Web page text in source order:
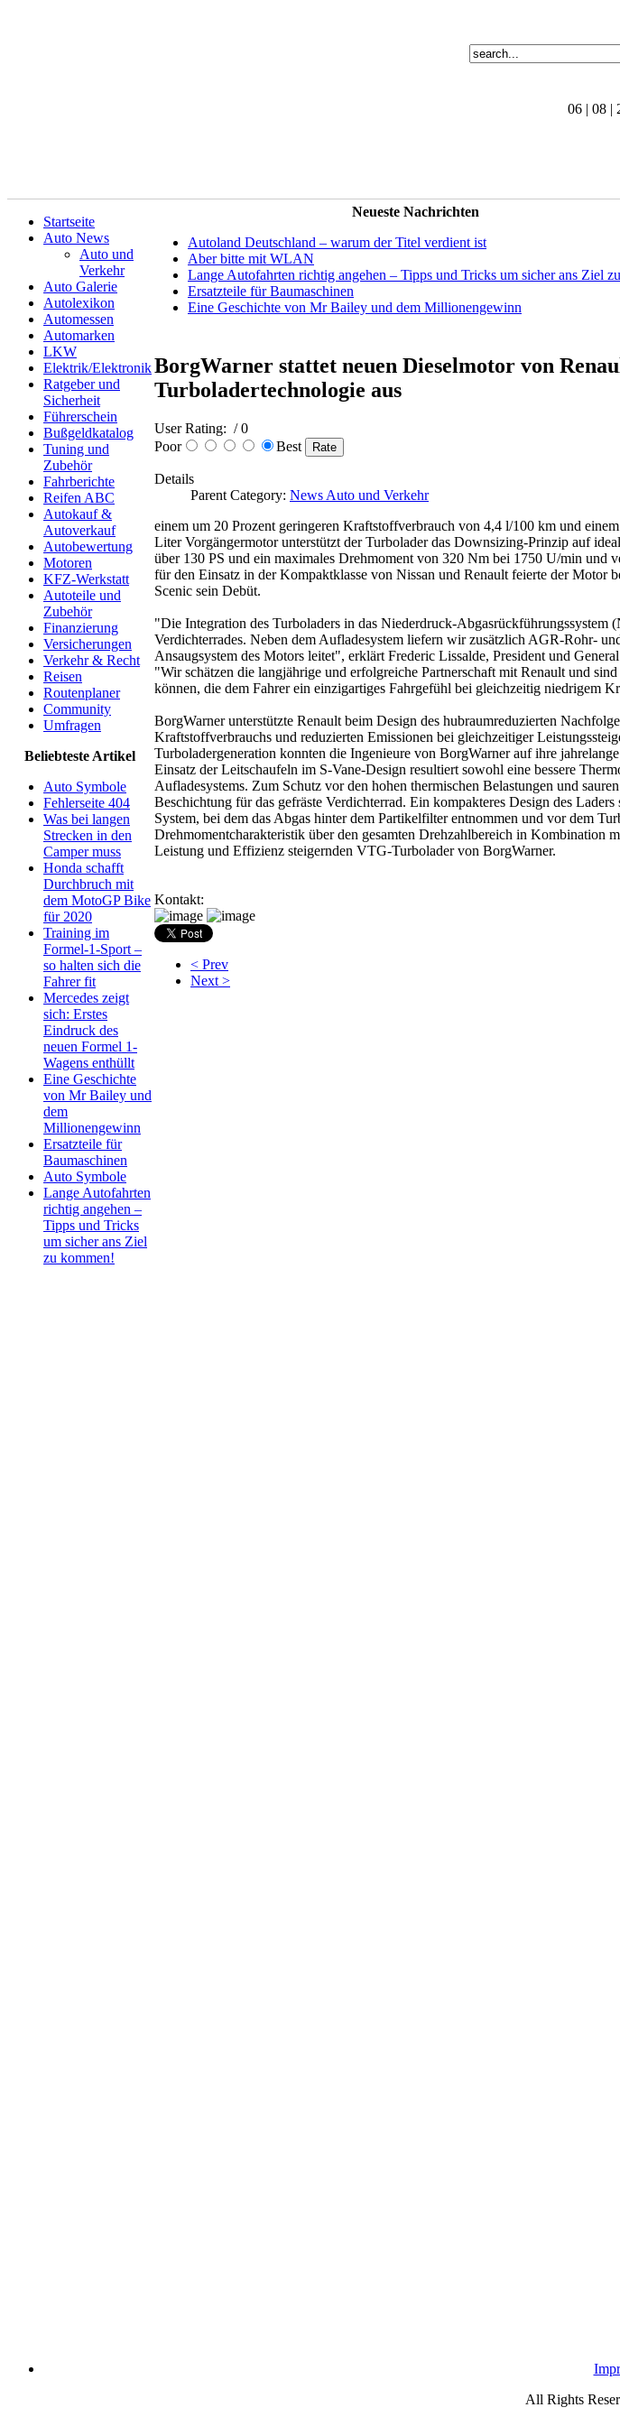
06 | 08 |
Startseite
Auto News
Auto und
Verkehr
Auto Galerie
Autolexikon
Automessen
Automarken
LKW
Elektrik/Elektronik
Ratgeber und
Sicherheit
Führerschein
Bußgeldkatalog
Tuning und
Zubehör
Fahrberichte
Reifen ABC
Autokauf &
Autoverkauf
Autobewertung
Motoren
KFZ-Werkstatt
Autoteile und
Zubehör
Finanzierung
Versicherungen
Verkehr & Recht
Reisen
Routenplaner
Community
Umfragen
Beliebteste Artikel
Auto Symbole
Fehlerseite 404
Was bei langen
Strecken in den
Camper muss
Honda schafft
Durchbruch mit
dem MotoGP Bike
für 2020
Training im
Formel-1-Sport –
so halten sich die
Fahrer fit
Mercedes zeigt
sich: Erstes
Eindruck des
neuen Formel 1-
Wagens enthüllt
Eine Geschichte
von Mr Bailey und
dem
Millionengewinn
Ersatzteile für
Baumaschinen
Auto Symbole
Lange Autofahrten
richtig angehen –
Tipps und Tricks
um sicher ans Ziel
zu kommen!
Neueste Nachrichten
Autoland Deutschland – warum der Titel verdient ist
Aber bitte mit WLAN
Lange Autofahrten richtig angehen – Tipps und Tricks um sicher ans Ziel
Ersatzteile für Baumaschinen
Eine Geschichte von Mr Bailey und dem Millionengewinn
BorgWarner stattet neuen Dieselmotor von
Turboladertechnologie aus
User Rating: / 0
Poor
Best
Details
Parent Category: News Auto und Verkehr
einem um 20 Prozent geringeren Kraftstoffverbrauch von 4,4 l/100 km und
Liter Vorgängermotor unterstützt der Turbolader das Downsizing-Prinzip auf
über 130 PS und ein maximales Drehmoment von 320 Nm bei 1750 U/min und
für den Einsatz in der Kompaktklasse von Nissan und Renault feierte der Motor
Scenic sein Debüt.
"Die Integration des Turboladers in das Niederdruck-Abgasrückführungssystem
Verdichterrades. Neben dem Aufladesystem liefern wir zusätzlich AGR-Rohr-
Ansaugsystem des Motors leitet", erklärt Frederic Lissalde, President und
"Wir schätzen die langjährige und erfolgreiche Partnerschaft mit Renault und
können, die dem Fahrer ein einzigartiges Fahrgefühl bei gleichzeitig niedrigem
BorgWarner unterstützte Renault beim Design des hubraumreduzierten
Kraftstoffverbrauchs und reduzierten Emissionen bei gleichzeitiger
Turboladergeneration konnten die Ingenieure von BorgWarner auf ihre
Einsatz der Leitschaufeln im S-Vane-Design resultiert sowohl eine bessere
Aufladesystems. Zum Schutz vor den hohen thermischen Belastungen und
Beschichtung für das gefräste Verdichterrad. Ein kompakteres Design des
System, bei dem das Abgas hinter dem Partikelfilter entnommen und vor dem
Drehmomentcharakteristik über den gesamten Drehzahlbereich in Kombination
Leistung und Effizienz steigernden VTG-Turbolader von BorgWarner.
Kontakt:
< Prev
Next >
All Rights